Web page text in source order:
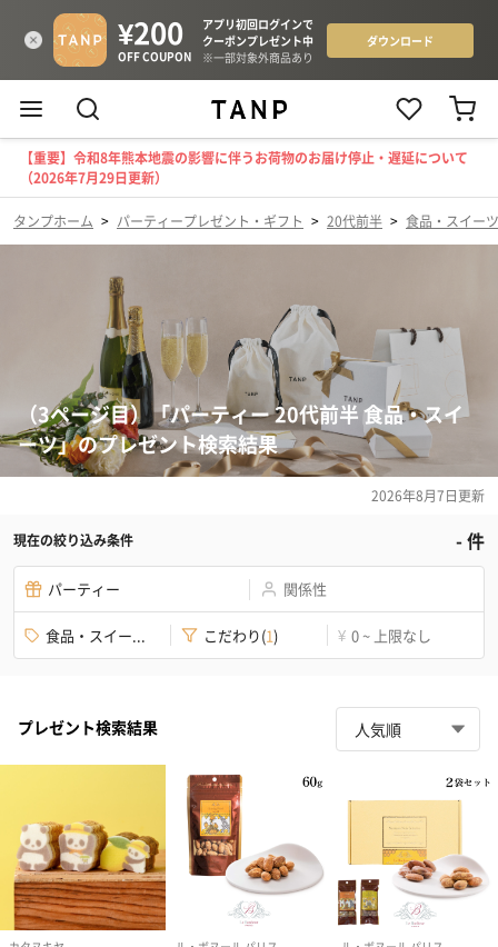
【重要】令和8年熊本地震の影響に伴うお荷物のお届け停止・遅延について
（2026年7月29日更新）
タンプホーム > パーティープレゼント・ギフト > 20代前半 > 食品・スイーツ
（3ページ目）「パーティー 20代前半 食品・スイ
ーツ」のプレゼント検索結果
2026年8月7日更新
現在の絞り込み条件 -件
パーティー 関係性
食品・スイー... こだわり(1) ¥ 0 ~ 上限なし
プレゼント検索結果